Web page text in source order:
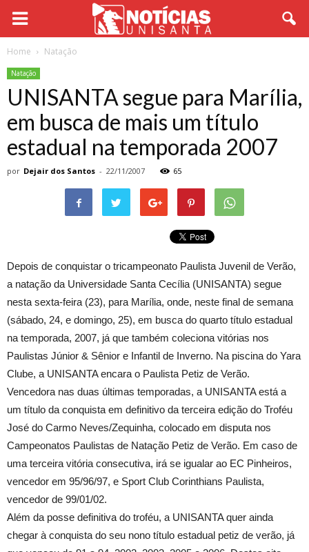
Home Natação
Natação
UNISANTA segue para Marília,
em busca de mais um título
estadual na temporada 2007
por Dejair dos Santos - 22/11/2007 65
Depois de conquistar o tricampeonato Paulista Juvenil de Verão,
a natação da Universidade Santa Cecília (UNISANTA) segue
nesta sexta-feira (23), para Marília, onde, neste final de semana
(sábado, 24, e domingo, 25), em busca do quarto título estadual
na temporada, 2007, já que também coleciona vitórias nos
Paulistas Júnior & Sênior e Infantil de Inverno. Na piscina do Yara
Clube, a UNISANTA encara o Paulista Petiz de Verão.
Vencedora nas duas últimas temporadas, a UNISANTA está a
um título da conquista em definitivo da terceira edição do Troféu
José do Carmo Neves/Zequinha, colocado em disputa nos
Campeonatos Paulistas de Natação Petiz de Verão. Em caso de
uma terceira vitória consecutiva, irá se igualar ao EC Pinheiros,
vencedor em 95/96/97, e Sport Club Corinthians Paulista,
vencedor de 99/01/02.
Além da posse definitiva do troféu, a UNISANTA quer ainda
chegar à conquista do seu nono título estadual petiz de verão, já